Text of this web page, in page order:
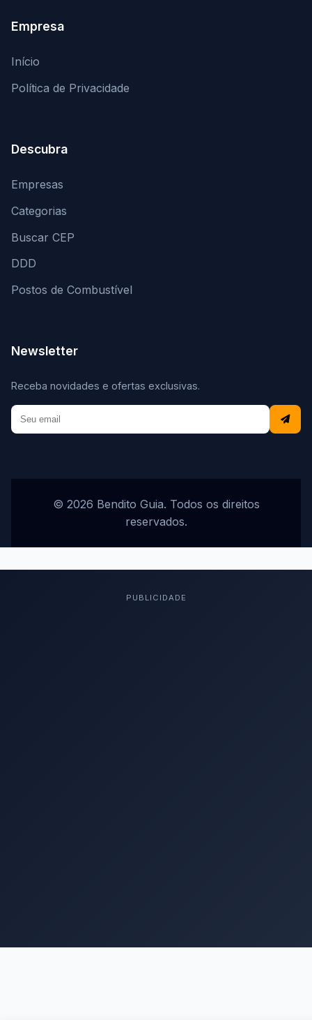
Empresa
Início
Política de Privacidade
Descubra
Empresas
Categorias
Buscar CEP
DDD
Postos de Combustível
Newsletter
Receba novidades e ofertas exclusivas.
© 2026 Bendito Guia. Todos os direitos
reservados.